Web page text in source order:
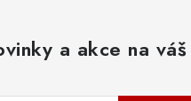
a akce na